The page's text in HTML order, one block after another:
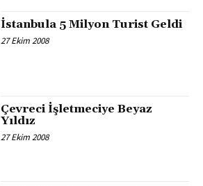
İstanbula 5 Milyon Turist Geldi
27 Ekim 2008
Çevreci İşletmeciye Beyaz
Yıldız
27 Ekim 2008